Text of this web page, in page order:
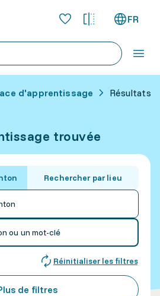
FR
d'apprentissage Résultats
trouvée
Rechercher par lieu
ou un mot-clé
Réinitialiser les filtres
de filtres